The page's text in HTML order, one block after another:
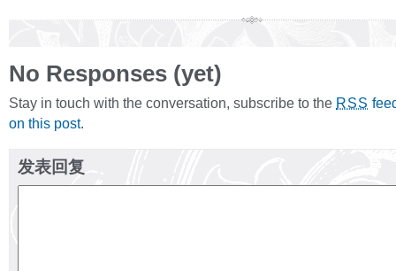
No Responses (yet)
Stay in touch with the conversation, subscribe to the RSS
on this post.
发表回复